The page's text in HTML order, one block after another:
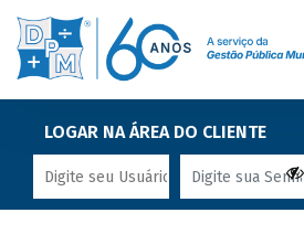
LOGAR NA ÁREA DO CLIENTE